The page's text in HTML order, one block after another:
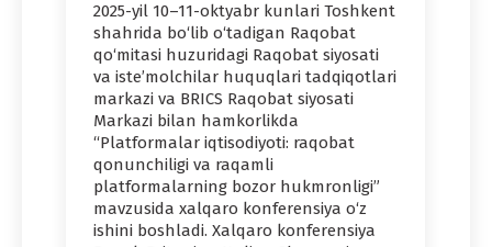
2025-yil 10–11-oktyabr kunlari Toshkent
shahrida bo‘lib o‘tadigan Raqobat
qo‘mitasi huzuridagi Raqobat siyosati
va iste’molchilar huquqlari tadqiqotlari
markazi va BRICS Raqobat siyosati
Markazi bilan hamkorlikda
“Platformalar iqtisodiyoti: raqobat
qonunchiligi va raqamli
platformalarning bozor hukmronligi”
mavzusida xalqaro konferensiya o‘z
ishini boshladi. Xalqaro konferensiya